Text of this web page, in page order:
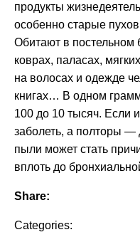
продукты
особенно старые
Обитают в постельном
коврах, паласах,
на волосах и одежде
книгах… В одном
100 до 10 тысяч. Если
заболеть, а полторы
пыли может стать
вплоть до
Share:
Categories: